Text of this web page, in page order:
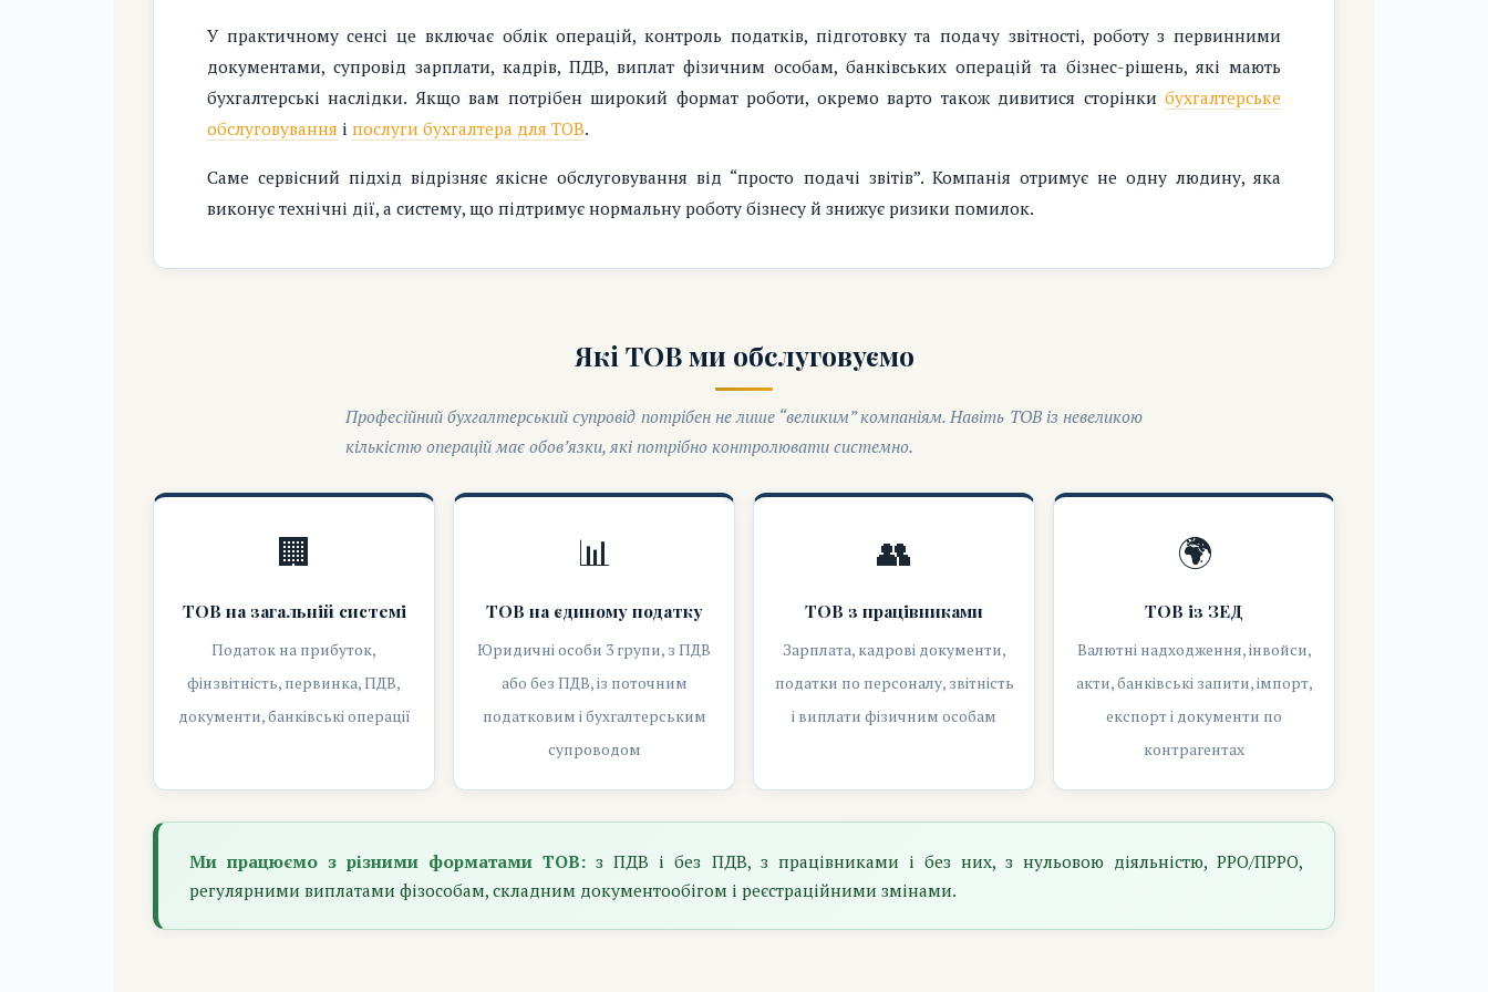
У практичному сенсі це включає облік операцій, контроль податків, підготовку та подачу звітності, роботу з первинними
документами, супровід зарплати, кадрів, ПДВ, виплат фізичним особам, банківських операцій та бізнес-рішень, які мають
бухгалтерські наслідки. Якщо вам потрібен широкий формат роботи, окремо варто також дивитися сторінки бухгалтерське
обслуговування і послуги бухгалтера для ТОВ.
Саме сервісний підхід відрізняє якісне обслуговування від “просто подачі звітів”. Компанія отримує не одну людину, яка
виконує технічні дії, а систему, що підтримує нормальну роботу бізнесу й знижує ризики помилок.
Які ТОВ ми обслуговуємо
Професійний бухгалтерський супровід потрібен не лише “великим” компаніям. Навіть ТОВ із невеликою
кількістю операцій має обов’язки, які потрібно контролювати системно.
🏢
ТОВ на загальній системі
Податок на прибуток,
фінзвітність, первинка, ПДВ,
документи, банківські операції
📊
ТОВ на єдиному податку
Юридичні особи 3 групи, з ПДВ
або без ПДВ, із поточним
податковим і бухгалтерським
супроводом
👥
ТОВ з працівниками
Зарплата, кадрові документи,
податки по персоналу, звітність
і виплати фізичним особам
🌍
ТОВ із ЗЕД
Валютні надходження, інвойси,
акти, банківські запити, імпорт,
експорт і документи по
контрагентах
Ми працюємо з різними форматами ТОВ: з ПДВ і без ПДВ, з працівниками і без них, з нульовою діяльністю, РРО/ПРРО,
регулярними виплатами фізособам, складним документообігом і реєстраційними змінами.